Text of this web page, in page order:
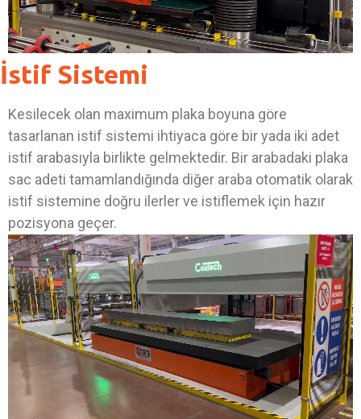
İstif Sistemi
Kesilecek olan maximum plaka boyuna göre
tasarlanan istif sistemi ihtiyaca göre bir yada iki adet
istif arabasıyla birlikte gelmektedir. Bir arabadaki plaka
sac adeti tamamlandığında diğer araba otomatik olarak
istif sistemine doğru ilerler ve istiflemek için hazır
pozisyona geçer.